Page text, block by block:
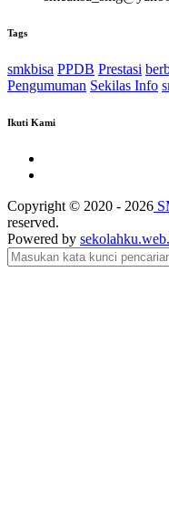
Tags
smkbisa PPDB Prestasi
Pengumuman Sekilas Info
Ikuti Kami
Copyright © 2020 - 2026
reserved.
Powered by